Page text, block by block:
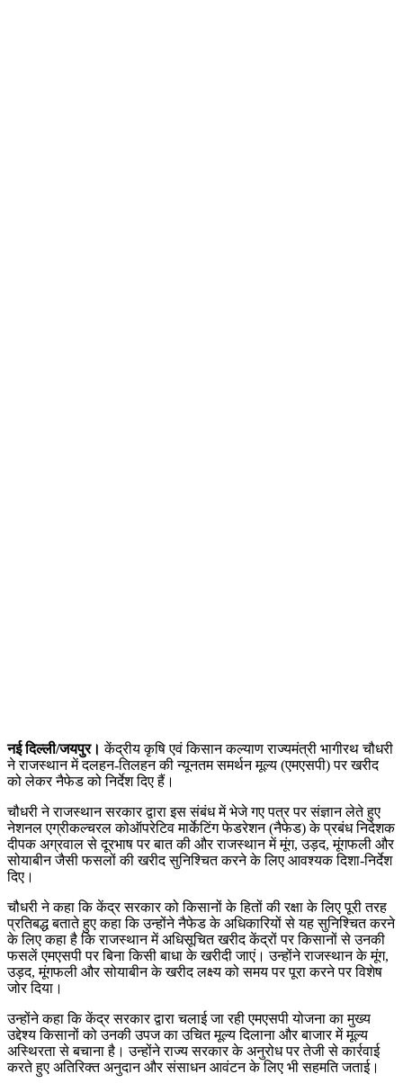
नई दिल्ली/जयपुर। केंद्रीय कृषि एवं किसान कल्याण राज्यमंत्री भागीरथ चौधरी
ने राजस्थान में दलहन-तिलहन की न्यूनतम समर्थन मूल्य (एमएसपी) पर खरीद
को लेकर नैफेड को निर्देश दिए हैं।
चौधरी ने राजस्थान सरकार द्वारा इस संबंध में भेजे गए पत्र पर संज्ञान लेते हुए
नेशनल एग्रीकल्चरल कोऑपरेटिव मार्केटिंग फेडरेशन (नैफेड) के प्रबंध निदेशक
दीपक अग्रवाल से दूरभाष पर बात की और राजस्थान में मूंग, उड़द, मूंगफली और
सोयाबीन जैसी फसलों की खरीद सुनिश्चित करने के लिए आवश्यक दिशा-निर्देश
दिए।
चौधरी ने कहा कि केंद्र सरकार को किसानों के हितों की रक्षा के लिए पूरी तरह
प्रतिबद्ध बताते हुए कहा कि उन्होंने नैफेड के अधिकारियों से यह सुनिश्चित करने
के लिए कहा है कि राजस्थान में अधिसूचित खरीद केंद्रों पर किसानों से उनकी
फसलें एमएसपी पर बिना किसी बाधा के खरीदी जाएं। उन्होंने राजस्थान के मूंग,
उड़द, मूंगफली और सोयाबीन के खरीद लक्ष्य को समय पर पूरा करने पर विशेष
जोर दिया।
उन्होंने कहा कि केंद्र सरकार द्वारा चलाई जा रही एमएसपी योजना का मुख्य
उद्देश्य किसानों को उनकी उपज का उचित मूल्य दिलाना और बाजार में मूल्य
अस्थिरता से बचाना है। उन्होंने राज्य सरकार के अनुरोध पर तेजी से कार्रवाई
करते हुए अतिरिक्त अनुदान और संसाधन आवंटन के लिए भी सहमति जताई।